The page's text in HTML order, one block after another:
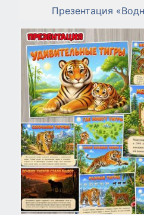
Презентация